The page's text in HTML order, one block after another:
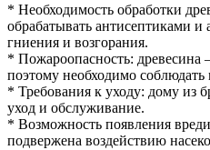
* Необходимость обработки
обрабатывать антисептиками
гниения и возгорания.
* Пожароопасность: древесина
поэтому необходимо
* Требования к уходу: дому из
уход и обслуживание.
* Возможность появления
подвержена воздействию